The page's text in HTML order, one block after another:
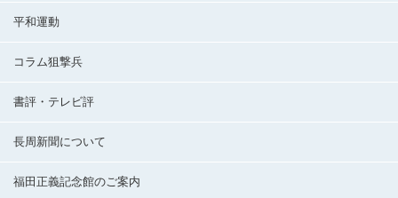
平和運動
コラム狙撃兵
書評・テレビ評
長周新聞について
福田正義記念館のご案内